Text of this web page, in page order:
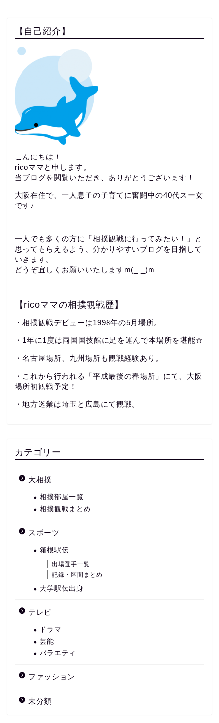
【自己紹介】
こんにちは！
ricoママと申します。
当ブログを閲覧いただき、ありがとうございます！
大阪在住で、一人息子の子育てに奮闘中の40代スー女
です♪
一人でも多くの方に「相撲観戦に行ってみたい！」と
思ってもらえるよう、分かりやすいブログを目指して
いきます。
どうぞ宜しくお願いいたしますm(_ _)m
【ricoママの相撲観戦歴】
・相撲観戦デビューは1998年の5月場所。
・1年に1度は両国国技館に足を運んで本場所を堪能☆
・名古屋場所、九州場所も観戦経験あり。
・これから行われる「平成最後の春場所」にて、大阪
場所初観戦予定！
・地方巡業は埼玉と広島にて観戦。
カテゴリー
大相撲
相撲部屋一覧
相撲観戦まとめ
スポーツ
箱根駅伝
出場選手一覧
記録・区間まとめ
大学駅伝出身
テレビ
ドラマ
芸能
バラエティ
ファッション
未分類